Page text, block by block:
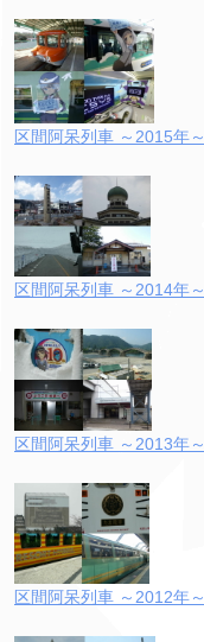
区間阿呆列車 ～2015年～
区間阿呆列車 ～2014年～
区間阿呆列車 ～2013年～
区間阿呆列車 ～2012年～